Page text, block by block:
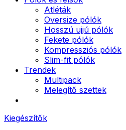
Atléták
Oversize pólók
Hosszú ujjú pólók
Fekete pólók
Kompressziós pólók
Slim-fit pólók
Trendek
Multipack
Melegítő szettek
Kiegészítők